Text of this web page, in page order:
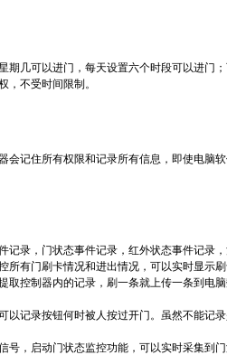
期几可以进门，每天设置六个时段可以进门
，不受时间限制。
会记住所有权限和记录所有信息，即使电脑
记录，门状态事件记录，红外状态事件记录
所有门刷卡情况和进出情况，可以实时显示
取控制器内的记录，刷一条就上传一条到电
以记录按钮何时被人按过开门。虽然不能记
号，启动门状态监控功能，可以实时采集到